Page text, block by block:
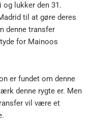
og lukker den 31.
til at gøre deres
denne transfer
for Mainoos
er fundet om denne
denne rygte er. Men
vil være et